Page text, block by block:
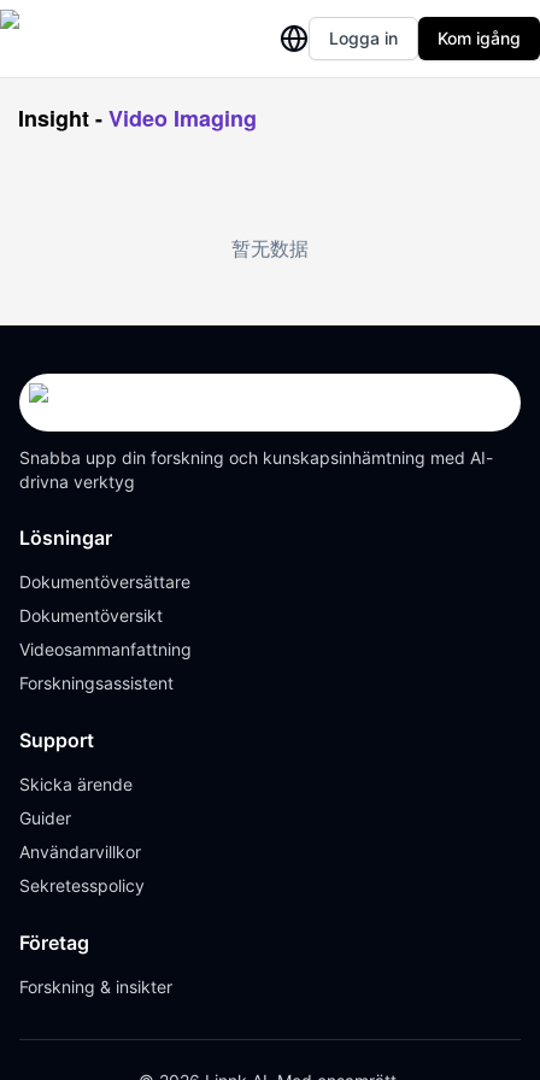
Logga in Kom igång
Insight-Video Imaging
暂无数据
Snabba upp din forskning och kunskapsinhämtning med AI-
drivna verktyg
Lösningar
Dokumentöversättare
Dokumentöversikt
Videosammanfattning
Forskningsassistent
Support
Skicka ärende
Guider
Användarvillkor
Sekretesspolicy
Företag
Forskning & insikter